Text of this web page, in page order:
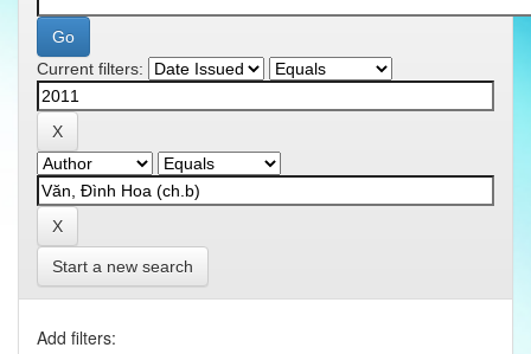
Current filters:
Start a new search
Add filters: